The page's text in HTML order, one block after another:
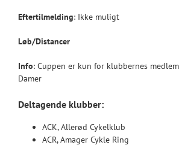
Eftertilmelding: Ikke muligt
Løb/Distancer
Info: Cuppen er kun for klubbernes
Damer
Deltagende klubber:
ACK, Allerød Cykelklub
ACR, Amager Cykle Ring